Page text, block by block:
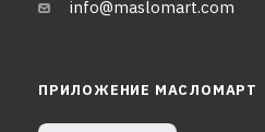
info@maslomart.com
ПРИЛОЖЕНИЕ МАСЛОМАРТ